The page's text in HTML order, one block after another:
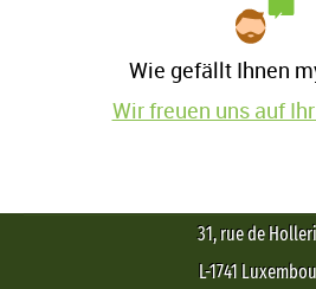
Wie gefällt Ihnen
Wir freuen uns auf
31, rue de
L-1741